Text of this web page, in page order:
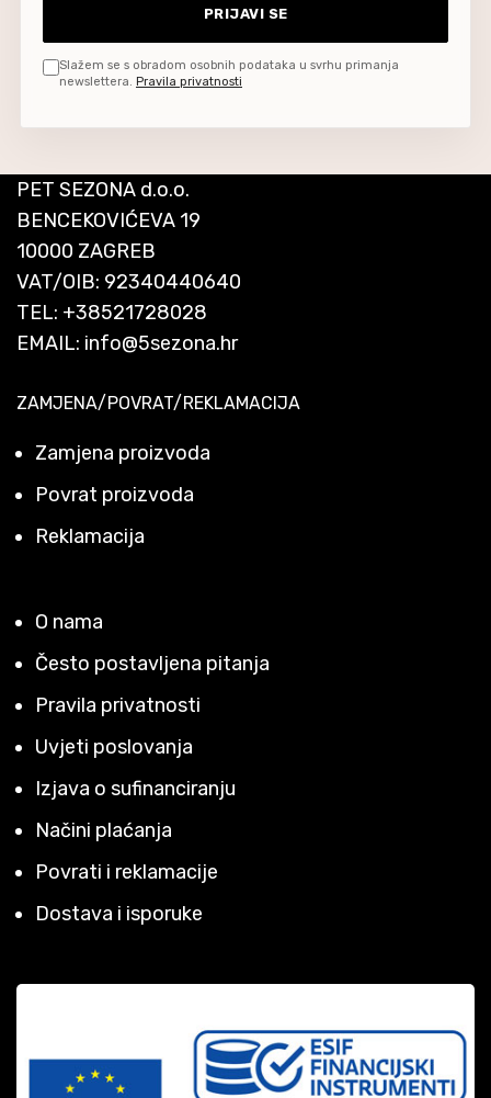
PRIJAVI SE
Slažem se s obradom osobnih podataka u svrhu primanja
newslettera. Pravila privatnosti
PET SEZONA d.o.o.
BENCEKOVIĆEVA 19
10000 ZAGREB
VAT/OIB: 92340440640
TEL: +38521728028
EMAIL: info@5sezona.hr
ZAMJENA/POVRAT/REKLAMACIJA
Zamjena proizvoda
Povrat proizvoda
Reklamacija
O nama
Često postavljena pitanja
Pravila privatnosti
Uvjeti poslovanja
Izjava o sufinanciranju
Načini plaćanja
Povrati i reklamacije
Dostava i isporuke